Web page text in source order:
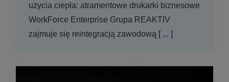
użycia ciepła: atramentowe drukarki biznesowe
WorkForce Enterprise Grupa REAKTIV
zajmuje się reintegracją zawodową [ ... ]